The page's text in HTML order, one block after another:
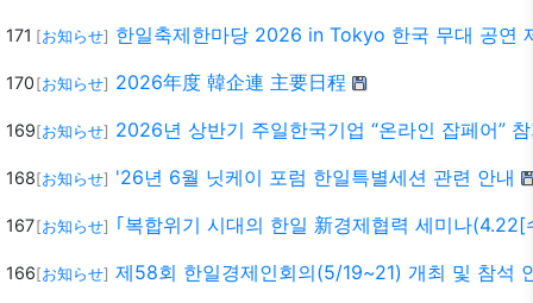
171 [お知らせ] 한일축제한마당 2026 in Tokyo 한국 무대 공연
170 [お知らせ] 2026年度 韓企連 主要日程
169 [お知らせ] 2026년 상반기 주일한국기업 “온라인 잡페어”
168 [お知らせ] '26년 6월 닛케이 포럼 한일특별세션 관련 안내
167 [お知らせ] ｢복합위기 시대의 한일 新경제협력 세미나
166 [お知らせ] 제58회 한일경제인회의(5/19~21) 개최 및 참석